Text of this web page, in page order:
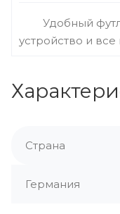
Удобный
устройство и
Страна
Германия